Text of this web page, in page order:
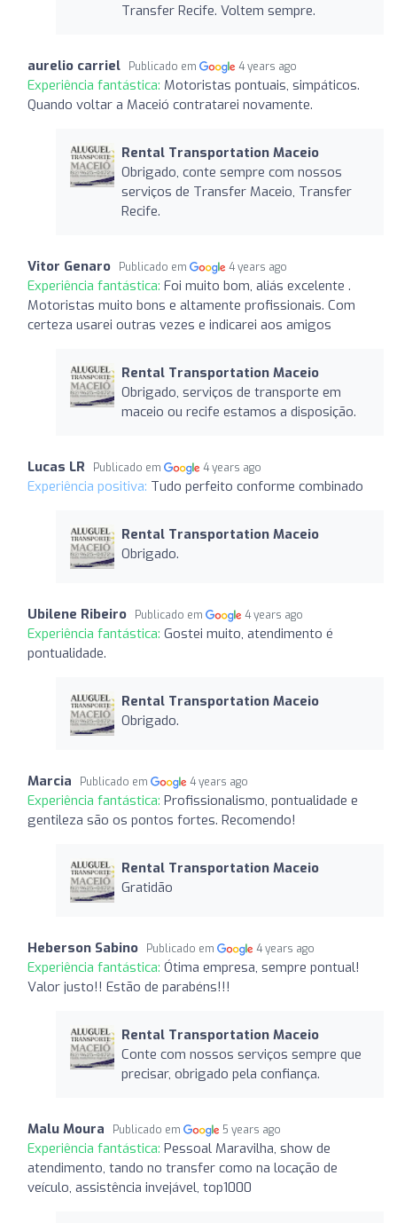
Transfer Recife. Voltem sempre.
aurelio carriel Publicado em 4 years ago
Experiência fantástica: Motoristas pontuais, simpáticos.
Quando voltar a Maceió contratarei novamente.
Rental Transportation Maceio
Obrigado, conte sempre com nossos
serviços de Transfer Maceio, Transfer
Recife.
Vitor Genaro Publicado em 4 years ago
Experiência fantástica: Foi muito bom, aliás excelente .
Motoristas muito bons e altamente profissionais. Com
certeza usarei outras vezes e indicarei aos amigos
Rental Transportation Maceio
Obrigado, serviços de transporte em
maceio ou recife estamos a disposição.
Lucas LR Publicado em 4 years ago
Experiência positiva: Tudo perfeito conforme combinado
Rental Transportation Maceio
Obrigado.
Ubilene Ribeiro Publicado em 4 years ago
Experiência fantástica: Gostei muito, atendimento é
pontualidade.
Rental Transportation Maceio
Obrigado.
Marcia Publicado em 4 years ago
Experiência fantástica: Profissionalismo, pontualidade e
gentileza são os pontos fortes. Recomendo!
Rental Transportation Maceio
Gratidão
Heberson Sabino Publicado em 4 years ago
Experiência fantástica: Ótima empresa, sempre pontual!
Valor justo!! Estão de parabéns!!!
Rental Transportation Maceio
Conte com nossos serviços sempre que
precisar, obrigado pela confiança.
Malu Moura Publicado em 5 years ago
Experiência fantástica: Pessoal Maravilha, show de
atendimento, tando no transfer como na locação de
veículo, assistência invejável, top1000